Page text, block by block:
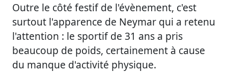
Outre le côté festif de l'évènement, c'est
surtout l'apparence de Neymar qui a retenu
l'attention : le sportif de 31 ans a pris
beaucoup de poids, certainement à cause
du manque d'activité physique.